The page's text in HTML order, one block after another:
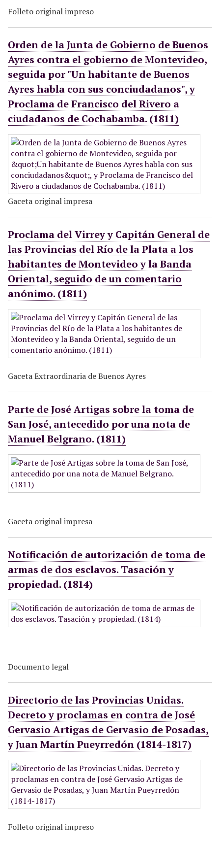
Folleto original impreso
Orden de la Junta de Gobierno de Buenos
Ayres contra el gobierno de Montevideo,
seguida por "Un habitante de Buenos
Ayres habla con sus conciudadanos", y
Proclama de Francisco del Rivero a
ciudadanos de Cochabamba. (1811)
Gaceta original impresa
Proclama del Virrey y Capitán General de
las Provincias del Río de la Plata a los
habitantes de Montevideo y la Banda
Oriental, seguido de un comentario
anónimo. (1811)
Gaceta Extraordinaria de Buenos Ayres
Parte de José Artigas sobre la toma de
San José, antecedido por una nota de
Manuel Belgrano. (1811)
Gaceta original impresa
Notificación de autorización de toma de
armas de dos esclavos. Tasación y
propiedad. (1814)
Documento legal
Directorio de las Provincias Unidas.
Decreto y proclamas en contra de José
Gervasio Artigas de Gervasio de Posadas,
y Juan Martín Pueyrredón (1814-1817)
Folleto original impreso